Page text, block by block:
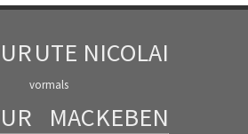
UTE NICOLAI
vormals
MACKEBEN